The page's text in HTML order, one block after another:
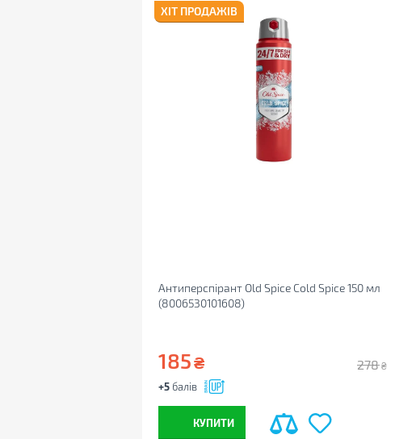
ХІТ ПРОДАЖІВ
Антиперспірант Old Spice Cold Spice 150 мл
(8006530101608)
185₴ 278 ₴
+5 балів
КУПИТИ